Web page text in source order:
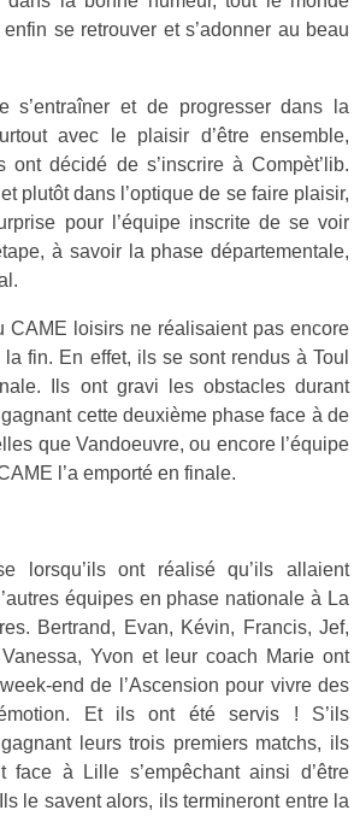
se retrouver et s’adonner au beau
s’entraîner et de progresser dans la
avec le plaisir d’être ensemble,
ont décidé de s’inscrire à Compèt’lib.
plutôt dans l’optique de se faire plaisir,
pour l’équipe inscrite de se voir
à savoir la phase départementale,
CAME loisirs ne réalisaient pas encore
la fin. En effet, ils se sont rendus à Toul
Ils ont gravi les obstacles durant
cette deuxième phase face à de
que Vandoeuvre, ou encore l’équipe
l’a emporté en finale.
lorsqu’ils ont réalisé qu’ils allaient
équipes en phase nationale à La
Bertrand, Evan, Kévin, Francis, Jef,
Yvon et leur coach Marie ont
end de l’Ascension pour vivre des
Et ils ont été servis ! S’ils
leurs trois premiers matchs, ils
face à Lille s’empêchant ainsi d’être
le savent alors, ils termineront entre la